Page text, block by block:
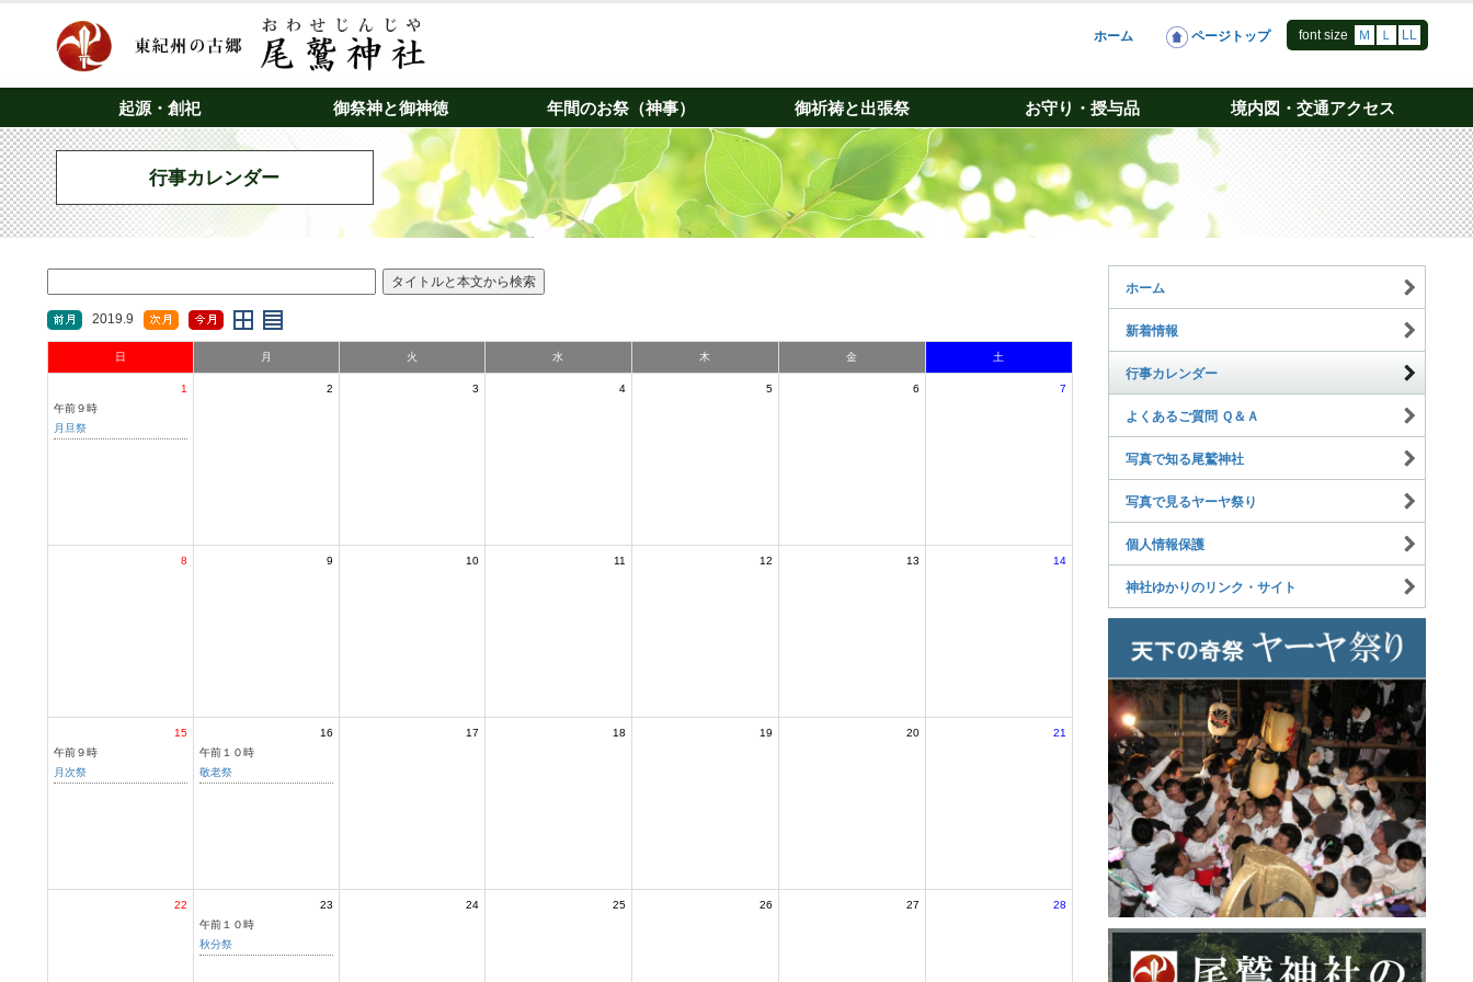
ホーム ページトップ font size Ｍ Ｌ LL
起源・創祀 御祭神と御神徳 年間のお祭（神事） 御祈祷と出張祭 お守り・授与品 境内図・交通アクセス
行事カレンダー
2019.9
日 月 火 水 木 金 土
1
午前９時
月旦祭
2 3 4 5 6 7
8 9 10 11 12 13 14
15
午前９時
月次祭
16
午前１０時
敬老祭
17 18 19 20 21
22
23
午前１０時
秋分祭
24 25 26 27 28
ホーム
新着情報
行事カレンダー
よくあるご質問 Ｑ＆Ａ
写真で知る尾鷲神社
写真で見るヤーヤ祭り
個人情報保護
神社ゆかりのリンク・サイト